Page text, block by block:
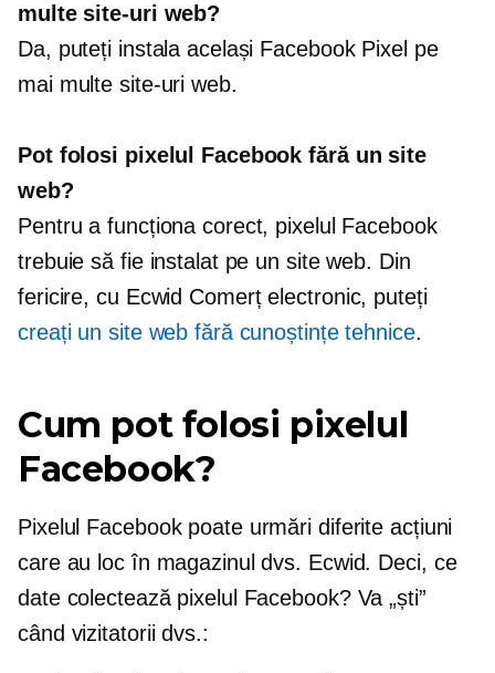
multe site-uri web?
Da, puteți instala același Facebook Pixel pe
mai multe site-uri web.
Pot folosi pixelul Facebook fără un site
web?
Pentru a funcționa corect, pixelul Facebook
trebuie să fie instalat pe un site web. Din
fericire, cu Ecwid Comerț electronic, puteți
creați un site web fără cunoștințe tehnice.
Cum pot folosi pixelul
Facebook?
Pixelul Facebook poate urmări diferite acțiuni
care au loc în magazinul dvs. Ecwid. Deci, ce
date colectează pixelul Facebook? Va „ști”
când vizitatorii dvs.: